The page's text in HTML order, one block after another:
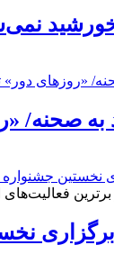
پویانفر با
به صحنه/
فعالیت‌های
برگزاری